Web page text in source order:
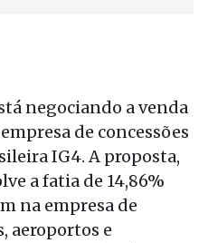
negociando a venda
de concessões
IG4. A proposta,
a fatia de 14,86%
na empresa de
aeroportos e